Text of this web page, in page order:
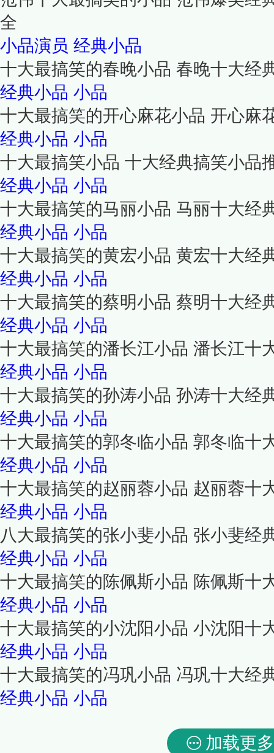
全
小品演员 经典小品
十大最搞笑的春晚小品 春晚十大经
经典小品 小品
十大最搞笑的开心麻花小品 开心麻
经典小品 小品
十大最搞笑小品 十大经典搞笑小品
经典小品 小品
十大最搞笑的马丽小品 马丽十大经
经典小品 小品
十大最搞笑的黄宏小品 黄宏十大经
经典小品 小品
十大最搞笑的蔡明小品 蔡明十大经
经典小品 小品
十大最搞笑的潘长江小品 潘长江十
经典小品 小品
十大最搞笑的孙涛小品 孙涛十大经
经典小品 小品
十大最搞笑的郭冬临小品 郭冬临十
经典小品 小品
十大最搞笑的赵丽蓉小品 赵丽蓉十
经典小品 小品
八大最搞笑的张小斐小品 张小斐经
经典小品 小品
十大最搞笑的陈佩斯小品 陈佩斯十
经典小品 小品
十大最搞笑的小沈阳小品 小沈阳十
经典小品 小品
十大最搞笑的冯巩小品 冯巩十大经
经典小品 小品
加载更多